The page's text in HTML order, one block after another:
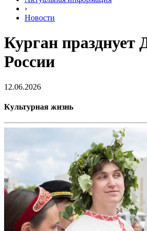
›
Новости
Курган празднует
России
12.06.2026
Культурная жизнь